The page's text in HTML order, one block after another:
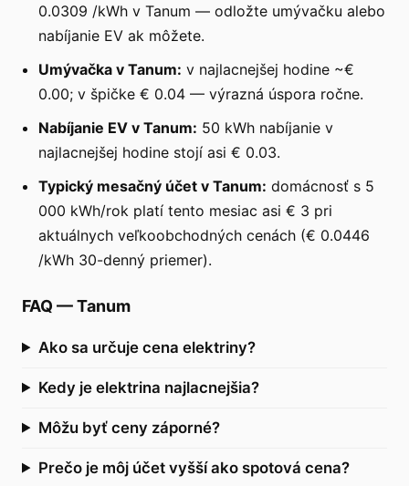
0.0309 /kWh v Tanum — odložte umývačku alebo
nabíjanie EV ak môžete.
Umývačka v Tanum: v najlacnejšej hodine ~€
0.00; v špičke € 0.04 — výrazná úspora ročne.
Nabíjanie EV v Tanum: 50 kWh nabíjanie v
najlacnejšej hodine stojí asi € 0.03.
Typický mesačný účet v Tanum: domácnosť s 5
000 kWh/rok platí tento mesiac asi € 3 pri
aktuálnych veľkoobchodných cenách (€ 0.0446
/kWh 30-denný priemer).
FAQ —Tanum
Ako sa určuje cena elektriny?
Kedy je elektrina najlacnejšia?
Môžu byť ceny záporné?
Prečo je môj účet vyšší ako spotová cena?